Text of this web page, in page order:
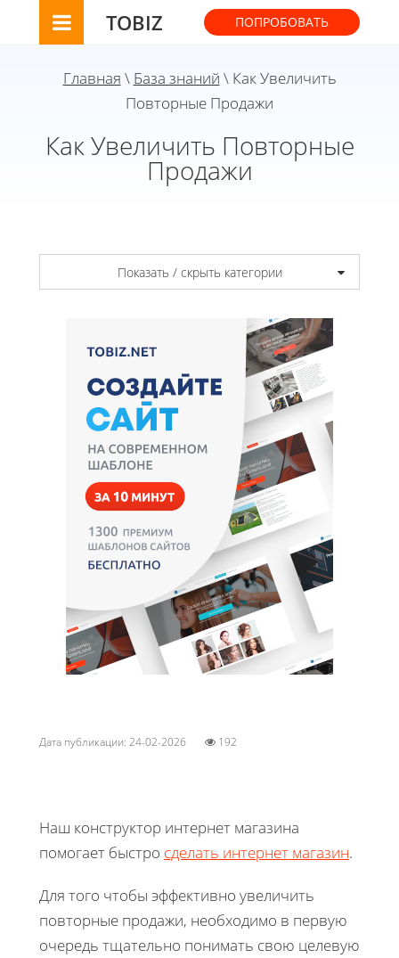
TOBIZ ПОПРОБОВАТЬ
Главная \ База знаний \ Как Увеличить
Повторные Продажи
Как Увеличить Повторные
Продажи
Показать / скрыть категории
Дата публикации: 24-02-2026 192
Наш конструктор интернет магазина
помогает быстро сделать интернет магазин.
Для того чтобы эффективно увеличить
повторные продажи, необходимо в первую
очередь тщательно понимать свою целевую